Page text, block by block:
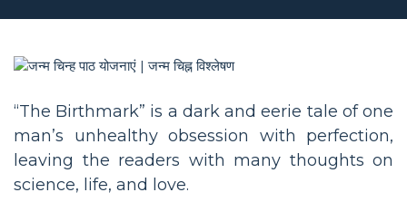
“The Birthmark” is a dark and eerie tale of one
man’s unhealthy obsession with perfection,
leaving the readers with many thoughts on
science, life, and love.